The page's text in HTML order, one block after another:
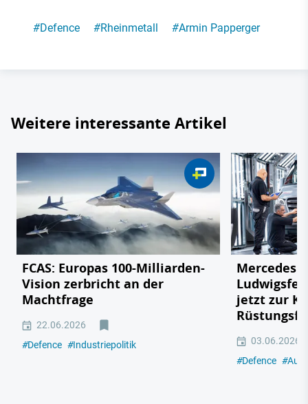
#Defence #Rheinmetall #Armin Papperger
Weitere interessante Artikel
FCAS: Europas 100-Milliarden-
Vision zerbricht an der
Machtfrage
22.06.2026
#Defence #Industriepolitik
Mercedes
jetzt zur
03.06.2026
#Defence #